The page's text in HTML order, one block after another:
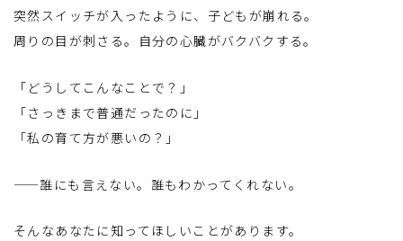
発達障害とは
突然スイッチが入ったように、子どもが崩れる。
周りの目が刺さる。自分の心臓がバクバクする。
「どうしてこんなことで？」
「さっきまで普通だったのに」
「私の育て方が悪いの？」
——誰にも言えない。誰もわかってくれない。
そんなあなたに知ってほしいことがあります。